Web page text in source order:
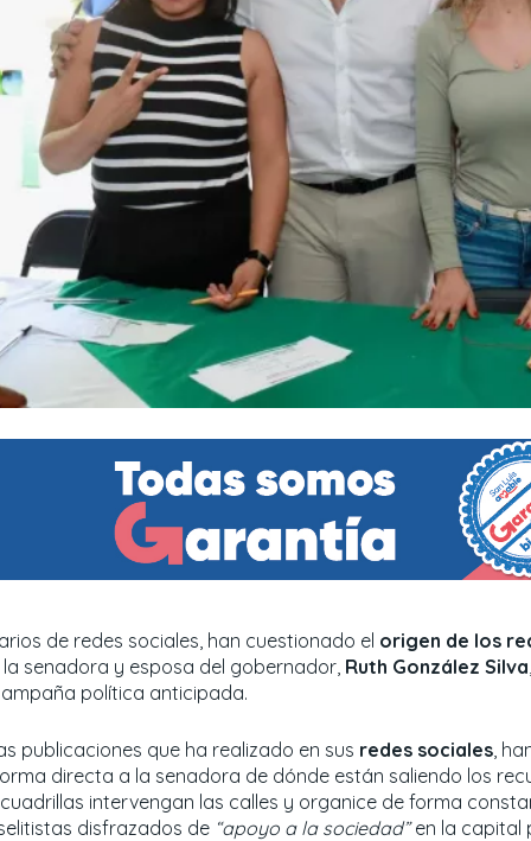
de redes sociales, han cuestionado el origen de los
senadora y esposa del gobernador, Ruth González Silva
política anticipada.
publicaciones que ha realizado en sus redes sociales,
directa a la senadora de dónde están saliendo los
intervengan las calles y organice de forma
disfrazados de “apoyo a la sociedad”en la capital